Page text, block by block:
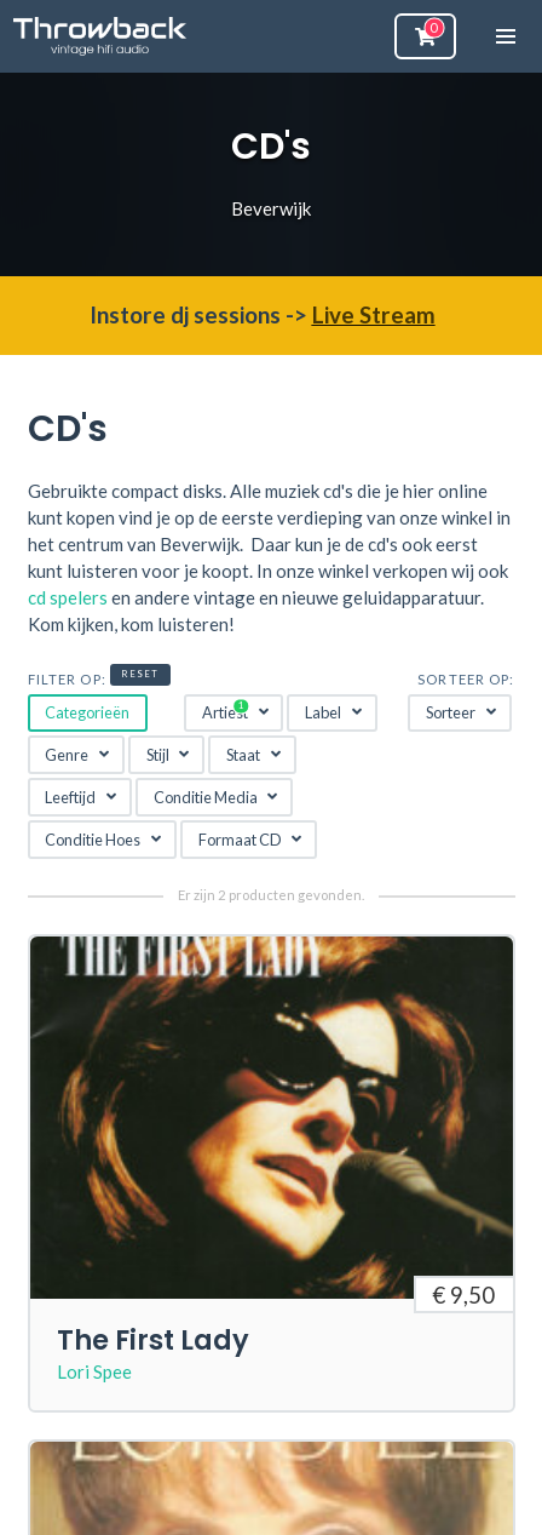
CD's
Beverwijk
Instore dj sessions -> Live Stream
CD's
Gebruikte compact disks. Alle muziek cd's die je hier online
kunt kopen vind je op de eerste verdieping van onze winkel in
het centrum van Beverwijk. Daar kun je de cd's ook eerst
kunt luisteren voor je koopt. In onze winkel verkopen wij ook
cd spelers en andere vintage en nieuwe geluidapparatuur.
Kom kijken, kom luisteren!
FILTER OP: RESET
Categorieën Artiest Label
Genre Stijl Staat
Leeftijd Conditie Media
Conditie Hoes Formaat CD
SORTEER OP:
Sorteer
€ 9,50
The First Lady
Lori Spee